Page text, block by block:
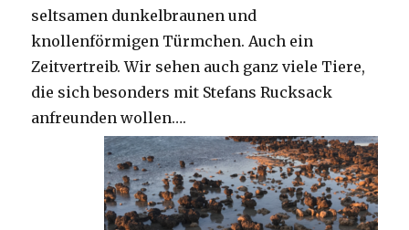
seltsamen dunkelbraunen und
knollenförmigen Türmchen. Auch ein
Zeitvertreib. Wir sehen auch ganz viele Tiere,
die sich besonders mit Stefans Rucksack
anfreunden wollen….